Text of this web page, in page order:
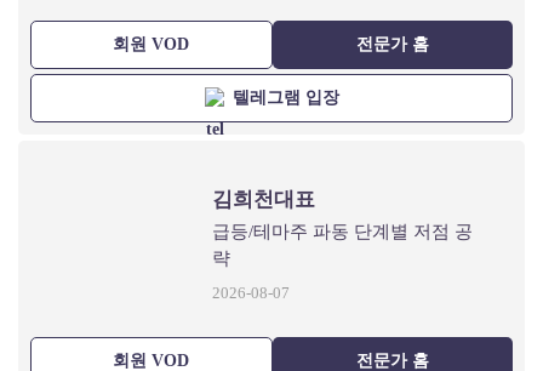
회원 VOD 전문가 홈
텔레그램 입장
김희천대표
급등/테마주 파동 단계별 저점 공
략
2026-08-07
회원 VOD 전문가 홈